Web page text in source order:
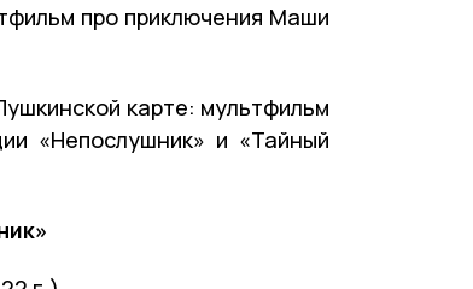
про приключения Маши
карте: мультфильм
«Непослушник» и «Тайный